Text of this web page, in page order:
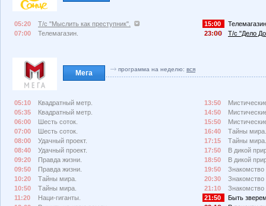
05:20
Т/с "Мыслить как преступник".
07:00
Телемагазин.
15:00
23:
Т/с "Дело
Мега программа на неделю: вся
05:10
Квадратный метр.
05:35
Квадратный метр.
06:00
Шесть соток.
07:00
Шесть соток.
08:00
Удачный проект.
08:40
Удачный проект.
09:20
Правда жизни.
09:50
Правда жизни.
10:20
Тайны мира.
10:50
Тайны мира.
11:20
Наци-гиганты.
13:50
14:50
15:50
16:40
Тайны мира.
17:15
Тайны мира.
17:50
В дикой
18:50
В дикой
19:50
Знакомство
20:30
Знакомство
21:10
Знакомство
21:50
Быть